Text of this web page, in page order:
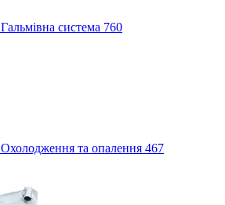
Гальмівна система 760
Охолодження та опалення 467